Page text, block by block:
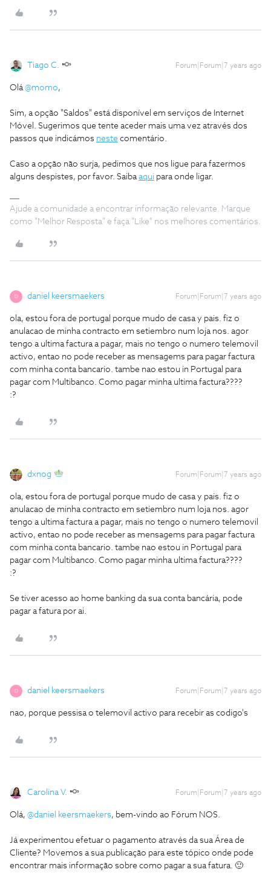
Tiago C. Forum|Forum|7 years ago
Olá@momo,
Sim, a opção "Saldos" está disponível em serviços de Internet
Móvel. Sugerimos que tente aceder mais uma vez através dos
passos que indicámos neste comentário.
Caso a opção não surja, pedimos que nos ligue para fazermos
alguns despistes, por favor. Saibaaqui para onde ligar.
Ajude a comunidade a encontrar informação relevante. Marque
como "Melhor Resposta" e faça "Like" nos melhores comentários.
D daniel keersmaekers Forum|Forum|7 years ago
ola, estou fora de portugal porque mudo de casa y pais. fiz o
anulacao de minha contracto em setiembro num loja nos. agor
tengo a ultima factura a pagar, mais no tengo o numero telemovil
activo, entao no pode receber as mensagems para pagar factura
com minha conta bancario. tambe nao estou in Portugal para
pagar com Multibanco. Como pagar minha ultima factura????
:?
dxnog Forum|Forum|7 years ago
ola, estou fora de portugal porque mudo de casa y pais. fiz o
anulacao de minha contracto em setiembro num loja nos. agor
tengo a ultima factura a pagar, mais no tengo o numero telemovil
activo, entao no pode receber as mensagems para pagar factura
com minha conta bancario. tambe nao estou in Portugal para
pagar com Multibanco. Como pagar minha ultima factura????
:?
Se tiver acesso ao home banking da sua conta bancária, pode
pagar a fatura por ai.
D daniel keersmaekers Forum|Forum|7 years ago
nao, porque pessisa o telemovil activo para recebir as codigo's
Carolina V. Forum|Forum|7 years ago
Olá, @daniel keersmaekers, bem-vindo ao Fórum NOS.
Já experimentou efetuar o pagamento através da sua Área de
Cliente? Movemos a sua publicação para este tópico onde pode
encontrar mais informação sobre como pagar a sua fatura. 🙂